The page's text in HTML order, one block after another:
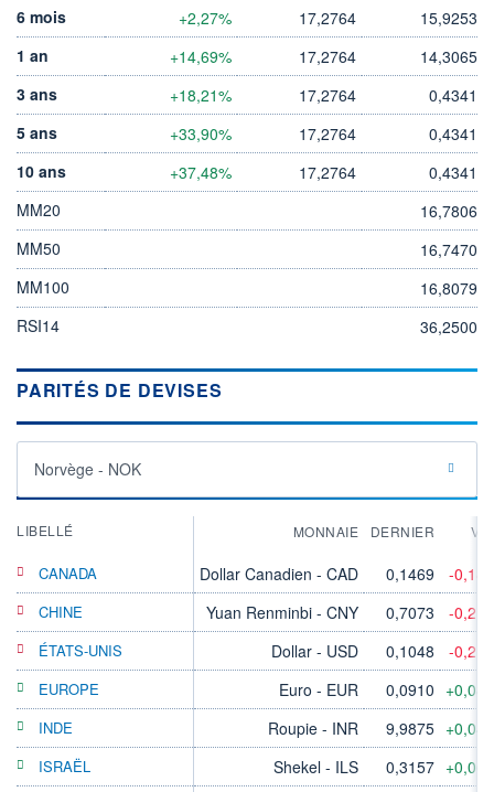
6 mois
+2,27% 17,2764
15,9253
1 an
+14,69% 17,2764
14,3065
3 ans
+18,21% 17,2764
0,4341
5 ans
+33,90% 17,2764
0,4341
10 ans
+37,48% 17,2764
0,4341
MM20
16,7806
MM50
16,7470
MM100
16,8079
RSI14
36,2500
PARITÉS DE DEVISES
Norvège - NOK
LIBELLÉ MONNAIE DERNIER
CANADA Dollar Canadien - CAD 0,1469 -
CHINE Yuan Renminbi - CNY 0,7073 -
ÉTATS-UNIS Dollar - USD 0,1048 -
EUROPE Euro - EUR 0,0910
INDE Roupie - INR 9,9875
ISRAËL Shekel - ILS 0,3157